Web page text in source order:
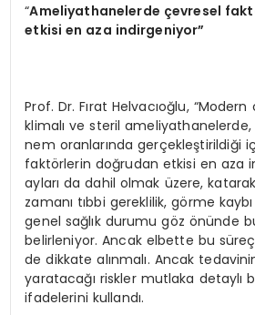
“Ameliyathanelerde çevresel fakt
etkisi en aza indirgeniyor”
Prof. Dr. Fırat Helvacıoğlu,
klimalı ve steril ameliyathanelerde,
nem oranlarında gerçekleştirildiği
faktörlerin doğrudan etkisi en aza
ayları da dahil olmak üzere,
zamanı tıbbi gereklilik, görme
genel sağlık durumu göz önünde
belirleniyor. Ancak elbette bu
de dikkate alınmalı. Ancak
yaratacağı riskler mutlaka detaylı
ifadelerini kullandı.